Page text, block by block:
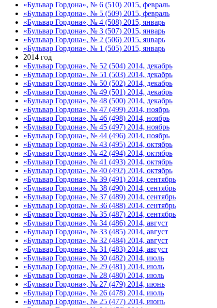
«Бульвар Гордона», № 6 (510) 2015, февраль
«Бульвар Гордона», № 5 (509) 2015, февраль
«Бульвар Гордона», № 4 (508) 2015, январь
«Бульвар Гордона», № 3 (507) 2015, январь
«Бульвар Гордона», № 2 (506) 2015, январь
«Бульвар Гордона», № 1 (505) 2015, январь
2014 год
«Бульвар Гордона», № 52 (504) 2014, декабрь
«Бульвар Гордона», № 51 (503) 2014, декабрь
«Бульвар Гордона», № 50 (502) 2014, декабрь
«Бульвар Гордона», № 49 (501) 2014, декабрь
«Бульвар Гордона», № 48 (500) 2014, декабрь
«Бульвар Гордона», № 47 (499) 2014, ноябрь
«Бульвар Гордона», № 46 (498) 2014, ноябрь
«Бульвар Гордона», № 45 (497) 2014, ноябрь
«Бульвар Гордона», № 44 (496) 2014, ноябрь
«Бульвар Гордона», № 43 (495) 2014, октябрь
«Бульвар Гордона», № 42 (494) 2014, октябрь
«Бульвар Гордона», № 41 (493) 2014, октябрь
«Бульвар Гордона», № 40 (492) 2014, октябрь
«Бульвар Гордона», № 39 (491) 2014, сентябрь
«Бульвар Гордона», № 38 (490) 2014, сентябрь
«Бульвар Гордона», № 37 (489) 2014, сентябрь
«Бульвар Гордона», № 36 (488) 2014, сентябрь
«Бульвар Гордона», № 35 (487) 2014, сентябрь
«Бульвар Гордона», № 34 (486) 2014, август
«Бульвар Гордона», № 33 (485) 2014, август
«Бульвар Гордона», № 32 (484) 2014, август
«Бульвар Гордона», № 31 (483) 2014, август
«Бульвар Гордона», № 30 (482) 2014, июль
«Бульвар Гордона», № 29 (481) 2014, июль
«Бульвар Гордона», № 28 (480) 2014, июль
«Бульвар Гордона», № 27 (479) 2014, июнь
«Бульвар Гордона», № 26 (478) 2014, июль
«Бульвар Гордона», № 25 (477) 2014, июнь